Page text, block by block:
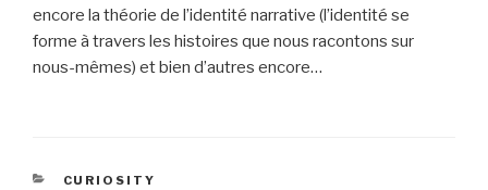
encore la théorie de l’identité narrative (l’identité se
forme à travers les histoires que nous racontons sur
nous-mêmes) et bien d’autres encore…
CATÉGORIES
CURIOSITY